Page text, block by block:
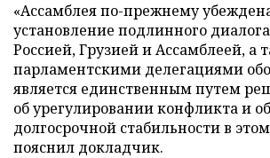
«Ассамблея по-прежнему
установление подлинного
Россией, Грузией и Ассамблеей, а
парламентскими делегациями
является единственным путем
об урегулировании конфликта и
долгосрочной стабильности в
пояснил докладчик.